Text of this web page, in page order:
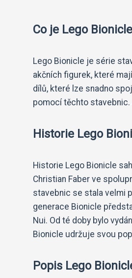
Co je Lego
Lego Bionicle je série
akčních figurek, které
dílů, které lze snadno
pomocí těchto stavebnic.
Historie Lego
Historie Lego Bionicle
Christian Faber ve
stavebnic se stala velmi
generace Bionicle
Nui. Od té doby bylo
Bionicle udržuje svou
Popis Lego